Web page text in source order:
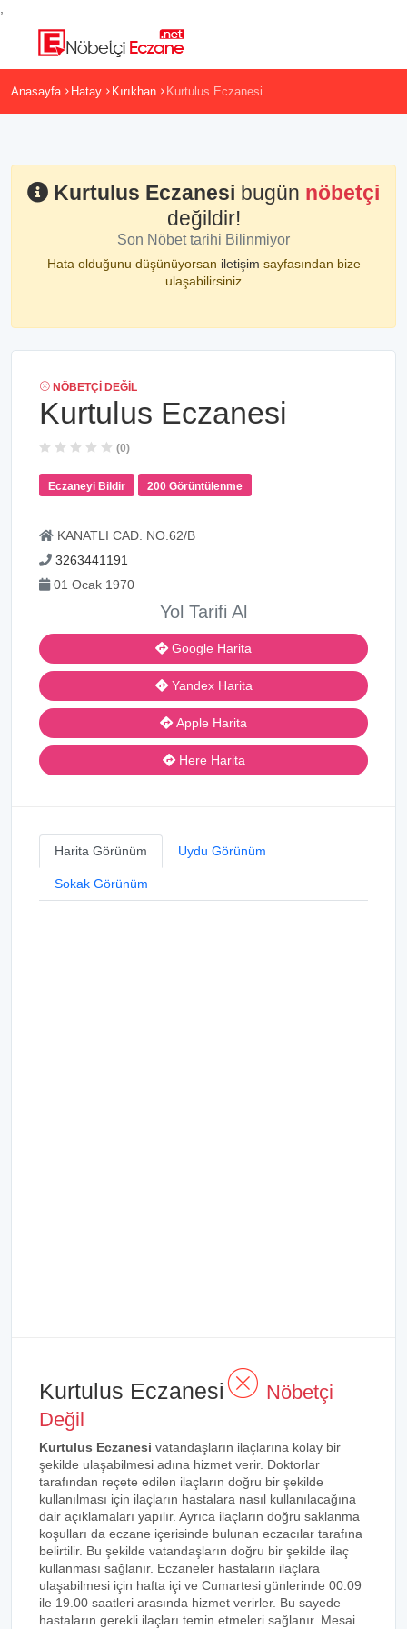
Anasayfa Hatay Kırıkhan Kurtulus Eczanesi
Kurtulus Eczanesi bugün nöbetçi
değildir!
Son Nöbet tarihi Bilinmiyor
Hata olduğunu düşünüyorsan iletişim sayfasından bize
ulaşabilirsiniz
NÖBETÇI DEĞIL
Kurtulus Eczanesi
(0)
Eczaneyi Bildir 200 Görüntülenme
KANATLI CAD. NO.62/B
3263441191
01 Ocak 1970
Yol Tarifi Al
Google Harita
Yandex Harita
Apple Harita
Here Harita
Harita Görünüm Uydu Görünüm
Sokak Görünüm
Kurtulus Eczanesi
Nöbetçi
Değil
Kurtulus Eczanesi vatandaşların ilaçlarına kolay bir
şekilde ulaşabilmesi adına hizmet verir. Doktorlar
tarafından reçete edilen ilaçların doğru bir şekilde
kullanılması için ilaçların hastalara nasıl kullanılacağına
dair açıklamaları yapılır. Ayrıca ilaçların doğru saklanma
koşulları da eczane içerisinde bulunan eczacılar tarafına
belirtilir. Bu şekilde vatandaşların doğru bir şekilde ilaç
kullanması sağlanır. Eczaneler hastaların ilaçlara
ulaşabilmesi için hafta içi ve Cumartesi günlerinde 00.09
ile 19.00 saatleri arasında hizmet verirler. Bu sayede
hastaların gerekli ilaçları temin etmeleri sağlanır. Mesai